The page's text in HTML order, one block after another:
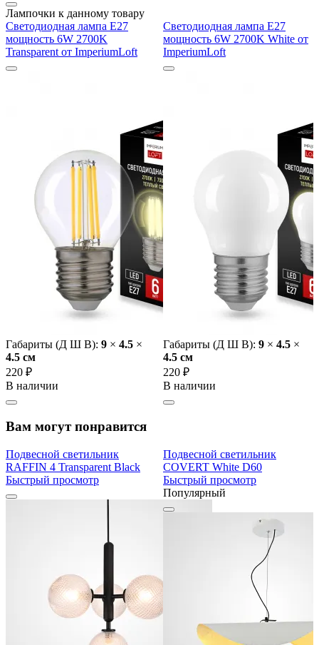
Лампочки к данному товару
Светодиодная лампа E27
мощность 6W 2700K
Transparent от ImperiumLoft
Габариты (Д Ш В): 9 × 4.5 ×
4.5 cм
220 ₽
В наличии
Светодиодная лампа E27
мощность 6W 2700K White от
ImperiumLoft
Габариты (Д Ш В): 9 × 4.5 ×
4.5 cм
220 ₽
В наличии
Вам могут понравится
Подвесной светильник
RAFFIN 4 Transparent Black
Быстрый просмотр
Подвесной светильник
COVERT White D60
Быстрый просмотр
Популярный